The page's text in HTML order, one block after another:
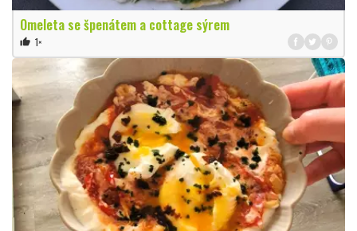
Omeleta se špenátem a cottage sýrem
thumb_up 1×